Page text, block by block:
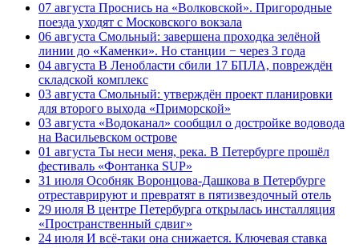
07 августа Проснись на «Волковской». Пригородные
поезда уходят с Московского вокзала
06 августа Смольный: завершена проходка зелёной
линии до «Каменки». Но станции − через 3 года
04 августа В Ленобласти сбили 17 БПЛА, повреждён
складской комплекс
03 августа Смольный: утверждён проект планировки
для второго выхода «Приморской»
03 августа «Водоканал» сообщил о достройке водовода
на Васильевском острове
01 августа Ты неси меня, река. В Петербурге прошёл
фестиваль «Фонтанка SUP»
31 июля Особняк Воронцова-Дашкова в Петербурге
отреставрируют и превратят в пятизвездочный отель
29 июля В центре Петербурга открылась инсталляция
«Пространственный сдвиг»
24 июля И всё-таки она снижается. Ключевая ставка